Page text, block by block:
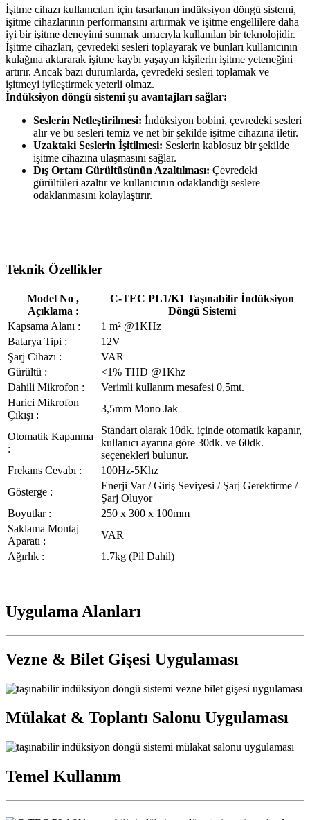
İşitme cihazı kullanıcıları için tasarlanan indüksiyon döngü sistemi,
işitme cihazlarının performansını artırmak ve işitme engellilere daha
iyi bir işitme deneyimi sunmak amacıyla kullanılan bir teknolojidir.
İşitme cihazları, çevredeki sesleri toplayarak ve bunları kullanıcının
kulağına aktararak işitme kaybı yaşayan kişilerin işitme yeteneğini
artırır. Ancak bazı durumlarda, çevredeki sesleri toplamak ve
işitmeyi iyileştirmek yeterli olmaz.
İndüksiyon döngü sistemi şu avantajları sağlar:
Seslerin Netleştirilmesi: İndüksiyon bobini, çevredeki sesleri
alır ve bu sesleri temiz ve net bir şekilde işitme cihazına iletir.
Uzaktaki Seslerin İşitilmesi: Seslerin kablosuz bir şekilde
işitme cihazına ulaşmasını sağlar.
Dış Ortam Gürültüsünün Azaltılması: Çevredeki
gürültüleri azaltır ve kullanıcının odaklandığı seslere
odaklanmasını kolaylaştırır.
Teknik Özellikler
Model No ,
Açıklama :
C-TEC PL1/K1 Taşınabilir İndüksiyon
Döngü Sistemi
Kapsama Alanı :
1 m² @1KHz
Batarya Tipi :
12V
Şarj Cihazı :
VAR
Gürültü :
<1% THD @1Khz
Dahili Mikrofon :
Verimli kullanım mesafesi 0,5mt.
Harici Mikrofon
Çıkışı :
3,5mm Mono Jak
Otomatik Kapanma
:
Standart olarak 10dk. içinde otomatik kapanır,
kullanıcı ayarına göre 30dk. ve 60dk.
seçenekleri bulunur.
Frekans Cevabı :
100Hz-5Khz
Gösterge :
Enerji Var / Giriş Seviyesi / Şarj Gerektirme /
Şarj Oluyor
Boyutlar :
250 x 300 x 100mm
Saklama Montaj
Aparatı :
VAR
Ağırlık :
1.7kg (Pil Dahil)
Uygulama Alanları
Vezne & Bilet Gişesi Uygulaması
Mülakat & Toplantı Salonu Uygulaması
Temel Kullanım